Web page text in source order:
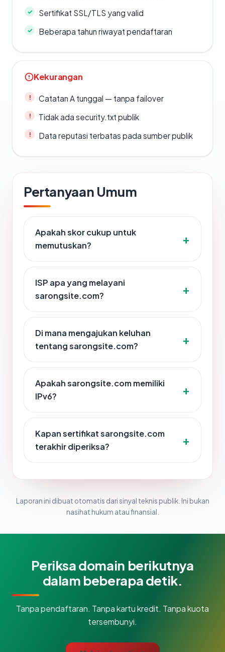
Sertifikat SSL/TLS yang valid
Beberapa tahun riwayat pendaftaran
Kekurangan
Catatan A tunggal — tanpa failover
Tidak ada security.txt publik
Data reputasi terbatas pada sumber publik
Pertanyaan Umum
Apakah skor cukup untuk
memutuskan?
ISP apa yang melayani
sarongsite.com?
Di mana mengajukan keluhan
tentang sarongsite.com?
Apakah sarongsite.com memiliki
IPv6?
Kapan sertifikat sarongsite.com
terakhir diperiksa?
Laporan ini dibuat otomatis dari sinyal teknis publik. Ini bukan
nasihat hukum atau finansial.
Periksa domain berikutnya
dalam beberapa detik.
Tanpa pendaftaran. Tanpa kartu kredit. Tanpa kuota
tersembunyi.